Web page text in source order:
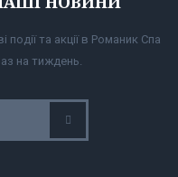
та акції в Романик Спа
на тиждень.